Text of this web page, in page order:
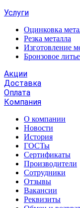
Услуги
Оцинковка
Резка металла
Изготовление
Бронзовое
Акции
Доставка
Оплата
Компания
О компании
Новости
История
ГОСТы
Сертификаты
Производители
Сотрудники
Отзывы
Вакансии
Реквизиты